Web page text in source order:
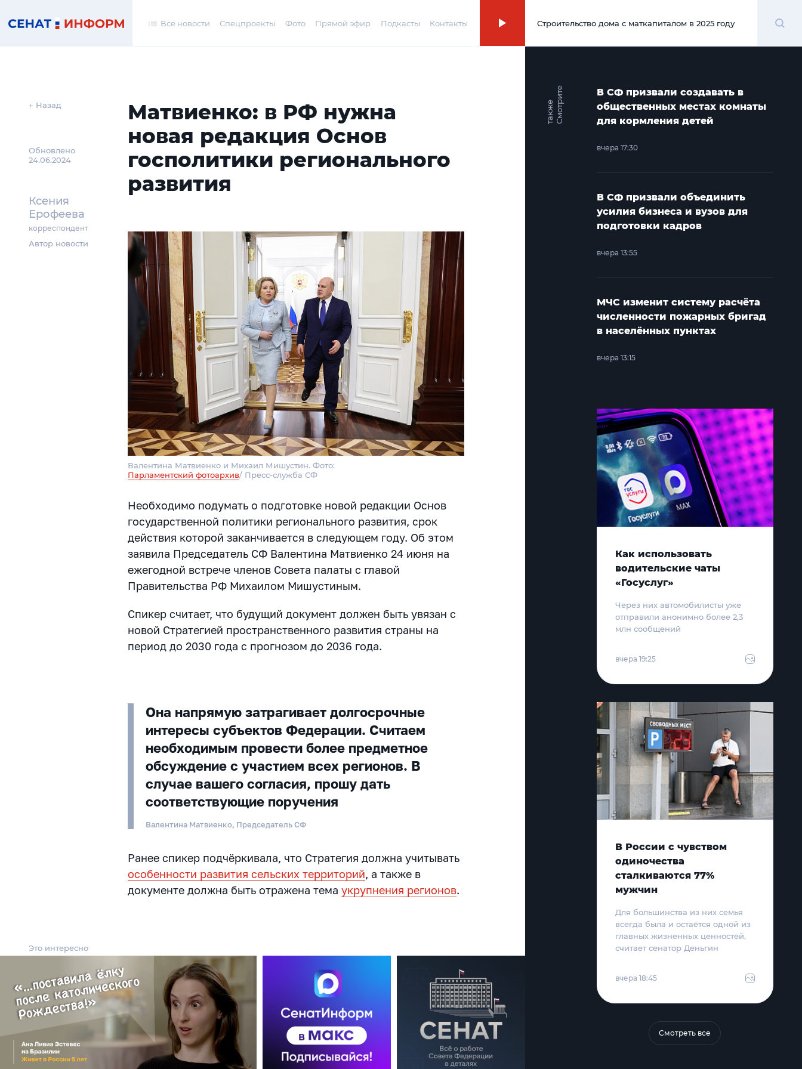
Все новости Спецпроекты Фото Прямой эфир Подкасты Контакты 00:00
Строительство дома с маткапиталом в 2025 году
← Назад
Обновлено
24.06.2024
Ксения
Ерофеева
корреспондент
Автор новости
Матвиенко: в РФ нужна
новая редакция Основ
госполитики регионального
развития
Валентина Матвиенко и Михаил Мишустин. Фото:
Парламентский фотоархив/ Пресс-служба СФ
Необходимо подумать о подготовке новой редакции Основ
государственной политики регионального развития, срок
действия которой заканчивается в следующем году. Об этом
заявила Председатель СФ Валентина Матвиенко 24 июня на
ежегодной встрече членов Совета палаты с главой
Правительства РФ Михаилом Мишустиным.
Спикер считает, что будущий документ должен быть увязан с
новой Стратегией пространственного развития страны на
период до 2030 года с прогнозом до 2036 года.
Она напрямую затрагивает долгосрочные
интересы субъектов Федерации. Считаем
необходимым провести более предметное
обсуждение с участием всех регионов. В
случае вашего согласия, прошу дать
соответствующие поручения
Валентина Матвиенко, Председатель СФ
Ранее спикер подчёркивала, что Стратегия должна учитывать
особенности развития сельских территорий, а также в
документе должна быть отражена темаукрупнения регионов.
Это интересно
С
м
о
т
р и
т
е
т
а
к
ж
е
В СФ призвали создавать в
общественных местах комнаты
для кормления детей
вчера 17:30
В СФ призвали объединить
усилия бизнеса и вузов для
подготовки кадров
вчера 13:55
МЧС изменит систему расчёта
численности пожарных бригад
в населённых пунктах
вчера 13:15
Как использовать
водительские чаты
«Госуслуг»
Через них автомобилисты уже
отправили анонимно более 2,3
млн сообщений
вчера 19:25
В России с чувством
одиночества
сталкиваются 77%
мужчин
Для большинства из них семья
всегда была и остаётся одной из
главных жизненных ценностей,
считает сенатор Деньгин
вчера 18:45
Смотреть все